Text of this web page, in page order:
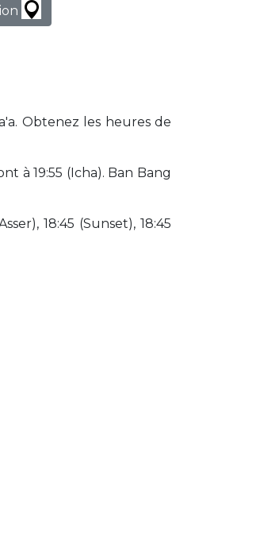
Obtenez les heures de
à 19:55 (Icha). Ban Bang
18:45 (Sunset), 18:45